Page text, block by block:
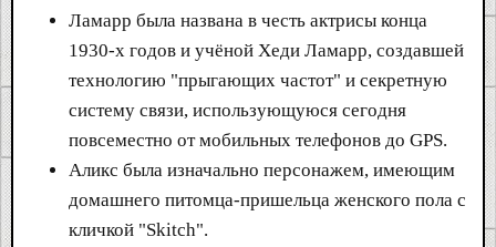
Ламарр была названа в честь актрисы конца
1930-х годов и учёной Хеди Ламарр, создавшей
технологию "прыгающих частот" и секретную
систему связи, использующуюся сегодня
повсеместно от мобильных телефонов до GPS.
Аликс была изначально персонажем, имеющим
домашнего питомца-пришельца женского пола с
кличкой "Skitch".